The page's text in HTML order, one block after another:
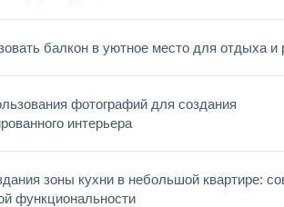
балкон в уютное место для отдыха и
фотографий для создания
интерьера
зоны кухни в небольшой квартире:
функциональности